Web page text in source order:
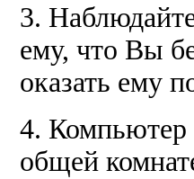
3.
ему, что Вы
оказать ему
4. Компьютер
общей